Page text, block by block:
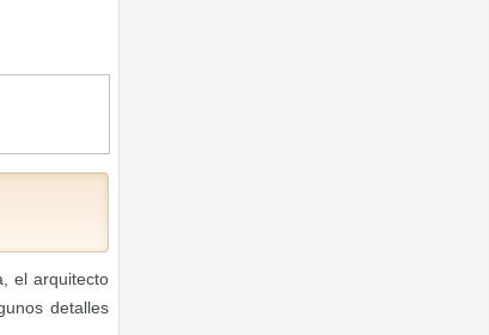
el arquitecto
detalles